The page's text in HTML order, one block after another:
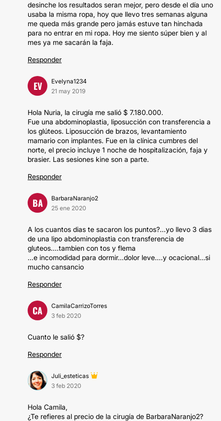
desinche los resultados seran mejor, pero desde el día uno
usaba la misma ropa, hoy que llevo tres semanas alguna
me queda más grande pero jamás estuve tan hinchada
para no entrar en mi ropa. Hoy me siento súper bien y al
mes ya me sacarán la faja.
Responder
EV
Evelyna1234
21 may 2019
Hola Nuria, la cirugía me salió $ 7.180.000.
Fue una abdominoplastia, liposucción con transferencia a
los glúteos. Liposucción de brazos, levantamiento
mamario con implantes. Fue en la clínica cumbres del
norte, el precio incluye 1 noche de hospitalización, faja y
brasier. Las sesiones kine son a parte.
Responder
BA
BarbaraNaranjo2
25 ene 2020
A los cuantos dias te sacaron los puntos?...yo llevo 3 dias
de una lipo abdominoplastia con transferencia de
gluteos....tambien con tos y flema
...e incomodidad para dormir...dolor leve....y ocacional...si
mucho cansancio
Responder
CA
CamilaCarrizoTorres
3 feb 2020
Cuanto le salió $?
Responder
Juli_esteticas
3 feb 2020
Hola Camila,
¿Te refieres al precio de la cirugía de BarbaraNaranjo2?